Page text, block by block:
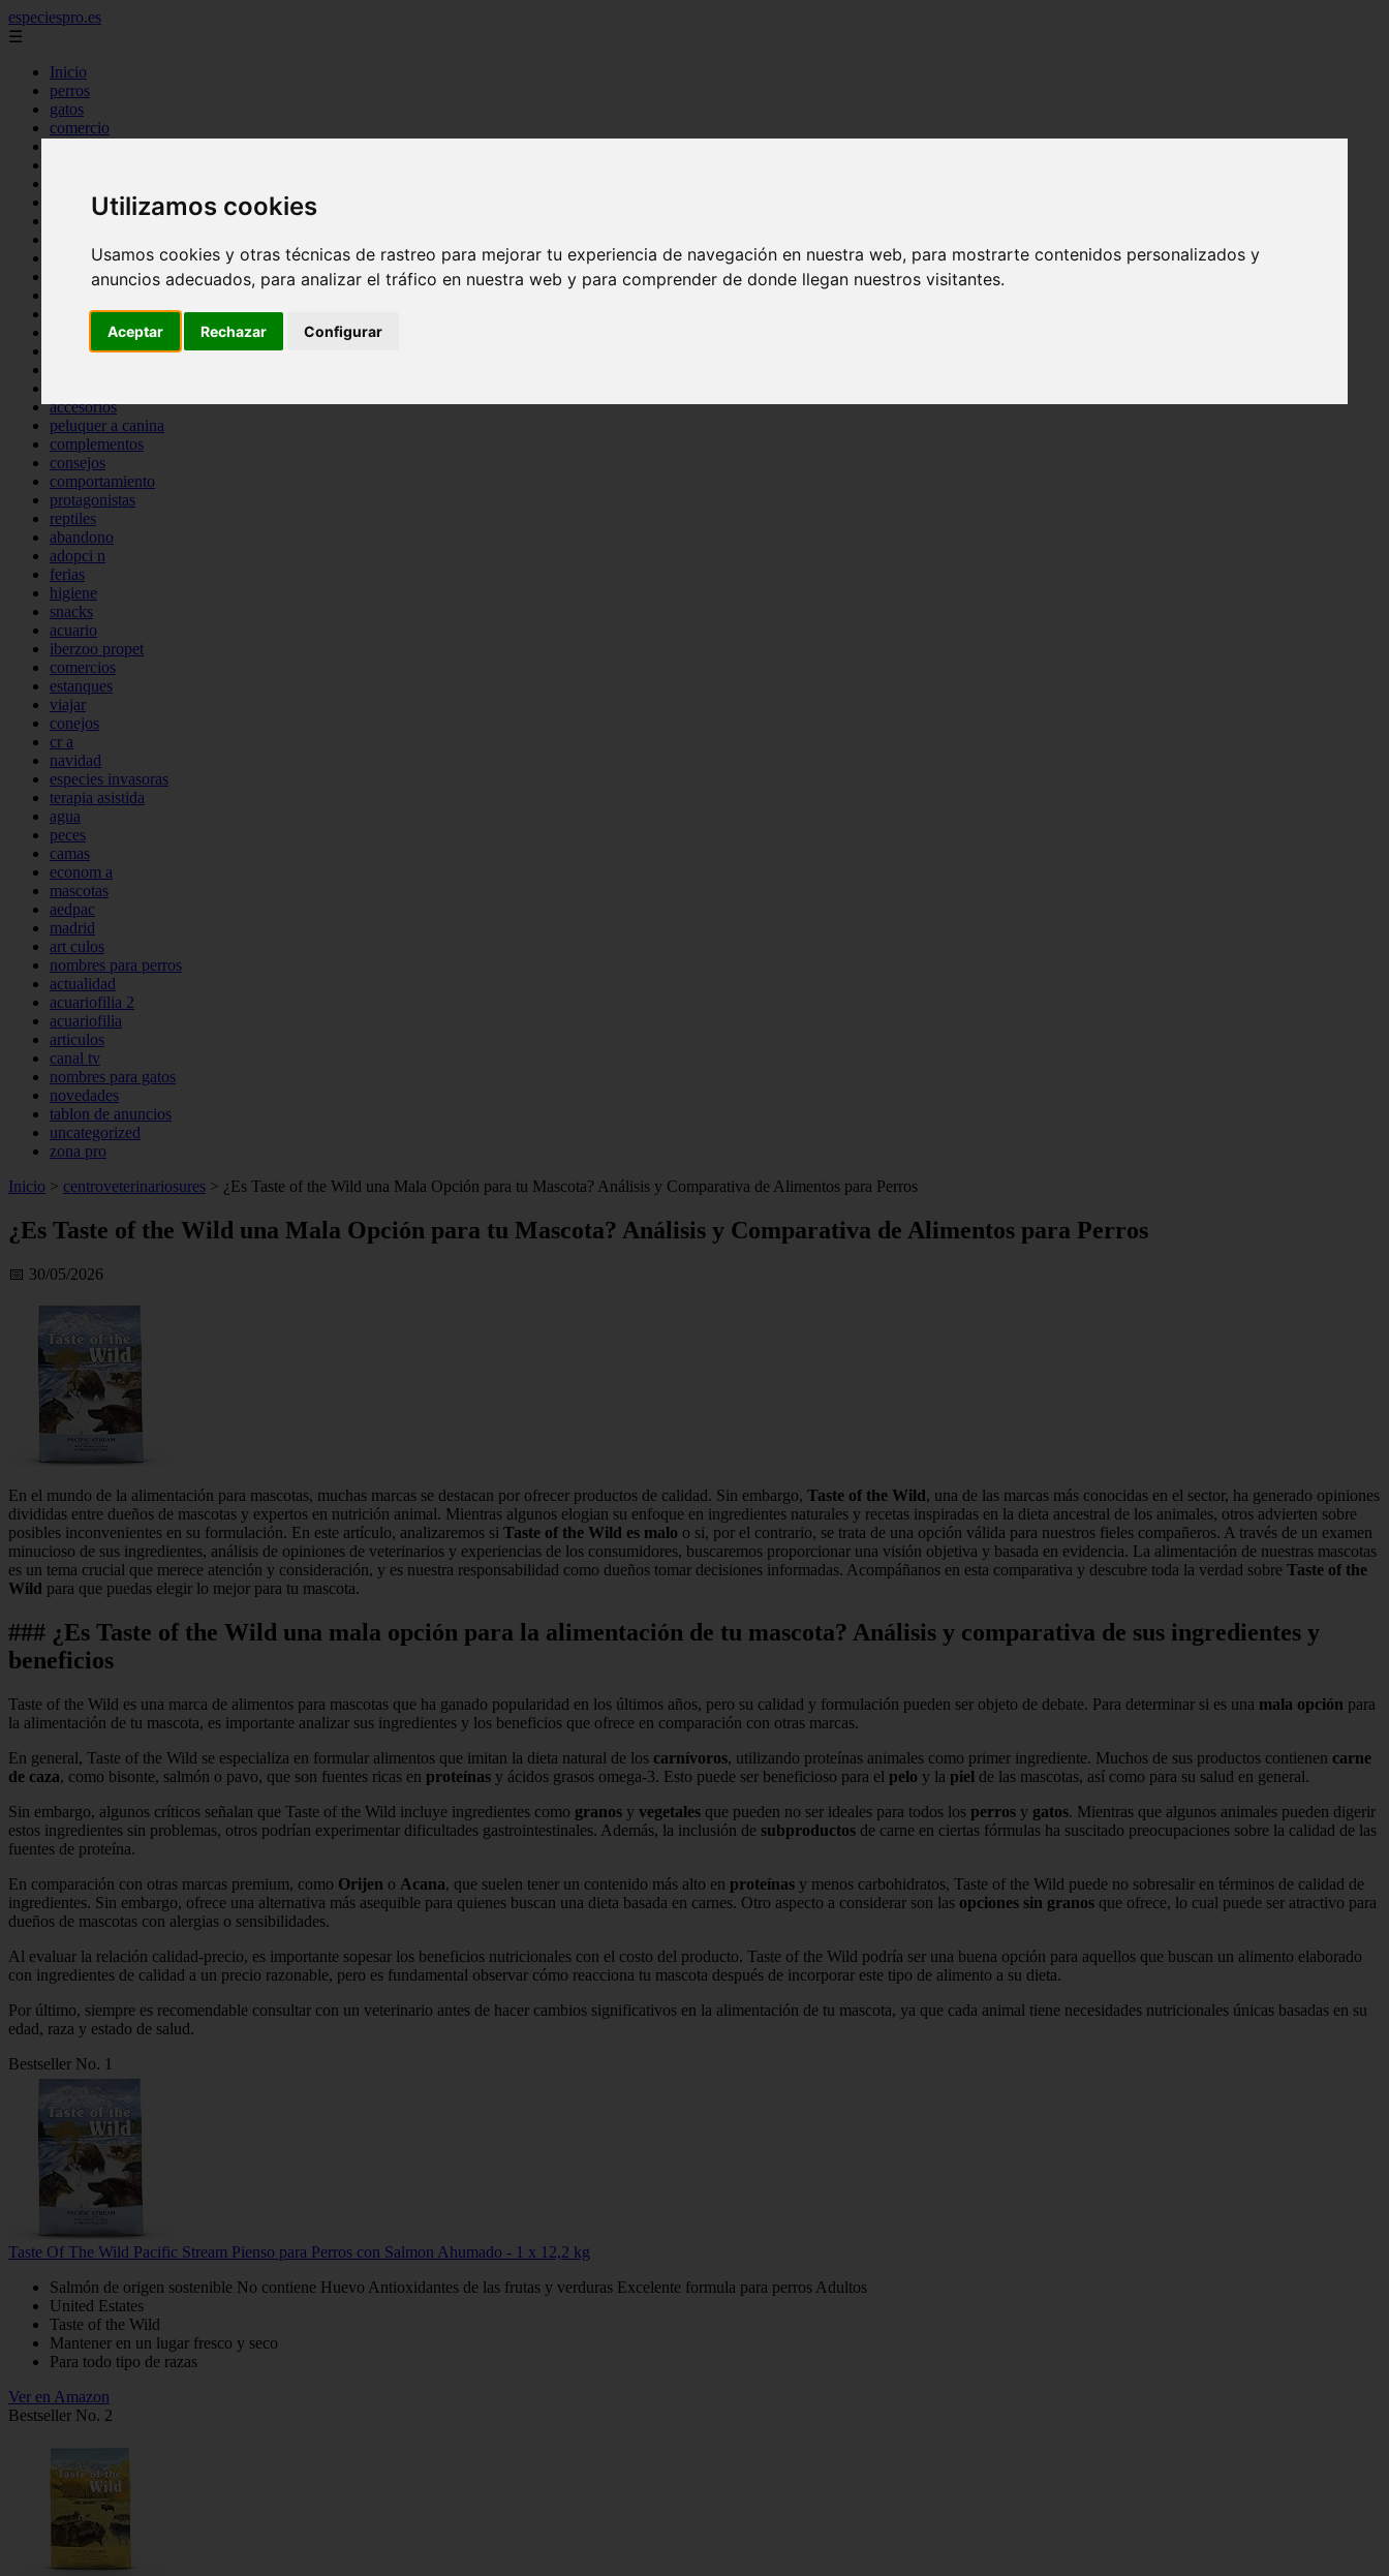
Utilizamos cookies
Usamos cookies y otras técnicas de rastreo para mejorar tu experiencia de navegación en nuestra web, para mostrarte contenidos personalizados y
anuncios adecuados, para analizar el tráfico en nuestra web y para comprender de donde llegan nuestros visitantes.
Aceptar Rechazar Configurar
especiespro.es
☰
Inicio
perros
gatos
comercio
tenencia responsable
mantenimiento
bienestar
peque os mam feros
verano
accesorios
peluquer a canina
complementos
consejos
comportamiento
protagonistas
reptiles
abandono
adopci n
ferias
higiene
snacks
acuario
iberzoo propet
comercios
estanques
viajar
conejos
cr a
navidad
especies invasoras
terapia asistida
agua
peces
camas
econom a
mascotas
aedpac
madrid
art culos
nombres para perros
actualidad
acuariofilia 2
acuariofilia
articulos
canal tv
nombres para gatos
novedades
tablon de anuncios
uncategorized
zona pro
Inicio > centroveterinariosures > ¿Es Taste of the Wild una Mala Opción para tu Mascota? Análisis y Comparativa de Alimentos para Perros
¿Es Taste of the Wild una Mala Opción para tu Mascota? Análisis y Comparativa de Alimentos para Perros
📅 30/05/2026
En el mundo de la alimentación para mascotas, muchas marcas se destacan por ofrecer productos de calidad. Sin embargo, Taste of the Wild, una de las marcas más conocidas en el sector, ha generado opiniones
divididas entre dueños de mascotas y expertos en nutrición animal. Mientras algunos elogian su enfoque en ingredientes naturales y recetas inspiradas en la dieta ancestral de los animales, otros advierten sobre
posibles inconvenientes en su formulación. En este artículo, analizaremos si Taste of the Wild es malo o si, por el contrario, se trata de una opción válida para nuestros fieles compañeros. A través de un examen
minucioso de sus ingredientes, análisis de opiniones de veterinarios y experiencias de los consumidores, buscaremos proporcionar una visión objetiva y basada en evidencia. La alimentación de nuestras mascotas
es un tema crucial que merece atención y consideración, y es nuestra responsabilidad como dueños tomar decisiones informadas. Acompáñanos en esta comparativa y descubre toda la verdad sobre Taste of the
Wild para que puedas elegir lo mejor para tu mascota.
### ¿Es Taste of the Wild una mala opción para la alimentación de tu mascota? Análisis y comparativa de sus ingredientes y
beneficios
Taste of the Wild es una marca de alimentos para mascotas que ha ganado popularidad en los últimos años, pero su calidad y formulación pueden ser objeto de debate. Para determinar si es una mala opción para
la alimentación de tu mascota, es importante analizar sus ingredientes y los beneficios que ofrece en comparación con otras marcas.
En general, Taste of the Wild se especializa en formular alimentos que imitan la dieta natural de los carnívoros, utilizando proteínas animales como primer ingrediente. Muchos de sus productos contienen carne
de caza, como bisonte, salmón o pavo, que son fuentes ricas en proteínas y ácidos grasos omega-3. Esto puede ser beneficioso para el pelo y la piel de las mascotas, así como para su salud en general.
Sin embargo, algunos críticos señalan que Taste of the Wild incluye ingredientes como granos y vegetales que pueden no ser ideales para todos los perros y gatos. Mientras que algunos animales pueden digerir
estos ingredientes sin problemas, otros podrían experimentar dificultades gastrointestinales. Además, la inclusión de subproductos de carne en ciertas fórmulas ha suscitado preocupaciones sobre la calidad de las
fuentes de proteína.
En comparación con otras marcas premium, como Orijen o Acana, que suelen tener un contenido más alto en proteínas y menos carbohidratos, Taste of the Wild puede no sobresalir en términos de calidad de
ingredientes. Sin embargo, ofrece una alternativa más asequible para quienes buscan una dieta basada en carnes. Otro aspecto a considerar son las opciones sin granos que ofrece, lo cual puede ser atractivo para
dueños de mascotas con alergias o sensibilidades.
Al evaluar la relación calidad-precio, es importante sopesar los beneficios nutricionales con el costo del producto. Taste of the Wild podría ser una buena opción para aquellos que buscan un alimento elaborado
con ingredientes de calidad a un precio razonable, pero es fundamental observar cómo reacciona tu mascota después de incorporar este tipo de alimento a su dieta.
Por último, siempre es recomendable consultar con un veterinario antes de hacer cambios significativos en la alimentación de tu mascota, ya que cada animal tiene necesidades nutricionales únicas basadas en su
edad, raza y estado de salud.
Bestseller No. 1
Taste Of The Wild Pacific Stream Pienso para Perros con Salmon Ahumado - 1 x 12,2 kg
Salmón de origen sostenible No contiene Huevo Antioxidantes de las frutas y verduras Excelente formula para perros Adultos
United Estates
Taste of the Wild
Mantener en un lugar fresco y seco
Para todo tipo de razas
Ver en Amazon
Bestseller No. 2